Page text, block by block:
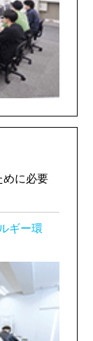
めに必要
ギー環